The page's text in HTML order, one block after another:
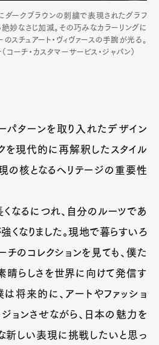
ダークブラウンの刺繍で表現されたグラフ
絶妙なさじ加減。その巧みなカラーリングに
のスチュアート・ヴィヴァースの手腕が光る。
ーチ・カスタマーサービス・ジャパン）
パターンを取り入れたデザイン
クを現代的に再解釈したスタイル
の核となるヘリテージの重要性
くなるにつれ、自分のルーツであ
くなりました。現地で暮らすいろ
チのコレクションを見ても、僕た
晴らしさを世界に向けて発信す
は将来的に、アートやファッショ
ジョンさせながら、日本の魅力を
新しい表現に挑戦したいと思っ